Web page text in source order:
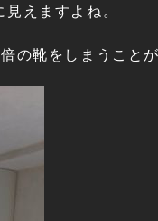
えますよね。
の靴をしまうこと